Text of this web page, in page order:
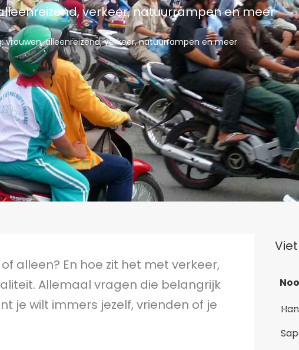
verkeer, natuurrampen en meer
vrouwen, alleenreizend, verkeer, natuurrampen en meer
alleen? En hoe zit het met verkeer,
Allemaal vragen die belangrijk
je wilt immers jezelf, vrienden of je